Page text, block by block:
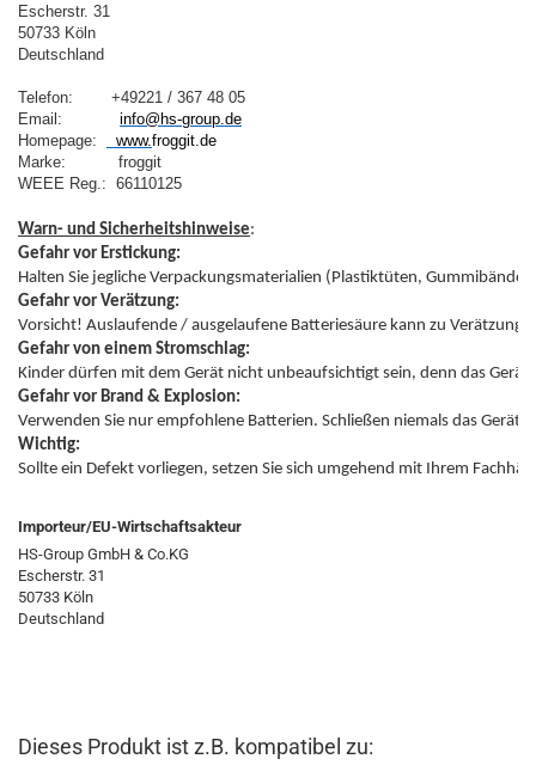
Escherstr. 31
50733 Köln
Deutschland
Telefon:        +49221 / 367 48 05
Email: info@hs-group.de
Homepage:
  www.
froggit.de
Marke:           froggit
WEEE Reg.:  66110125
Warn- und Sicherheitshinweise
Gefahr vor Erstickung:
Gefahr vor Verätzung:
Gefahr von einem Stromschlag:
Gefahr vor Brand & Explosion:
Wichtig:
Sollte ein Defekt vorliegen, setzen Sie sich umgehend mit Ihrem
Importeur/EU-Wirtschaftsakteur
HS-Group GmbH & Co.KG
Escherstr. 31
50733 Köln
Deutschland
Dieses Produkt ist z.B. kompatibel zu: